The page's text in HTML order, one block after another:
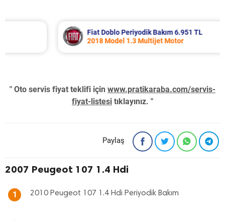
Fiat Doblo Periyodik Bakım 6.951 TL
2018 Model 1.3 Multijet Motor
" Oto servis fiyat teklifi için www.pratikaraba.com/servis-
fiyat-listesi tıklayınız. "
Paylaş
2007 Peugeot 107 1.4 Hdi
1 2010 Peugeot 107 1.4 Hdi Periyodik Bakım